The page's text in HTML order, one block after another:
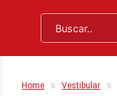
Home Vestibular